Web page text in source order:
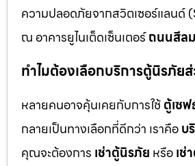
ความปลอดภัยจากสวิตเซอร์แลน
ณ อาคารยูไนเต็ดเซ็นเตอร์ถนนสีลม
ทำไมต้องเลือกบริการตู้นิรภัย
หลายคนอาจคุ้นเคยกับการใช้ตู้เซ
กลายเป็นทางเลือกที่ดีกว่า เราคือบ
คุณจะต้องการ เช่าตู้นิรภัย หรือเช่